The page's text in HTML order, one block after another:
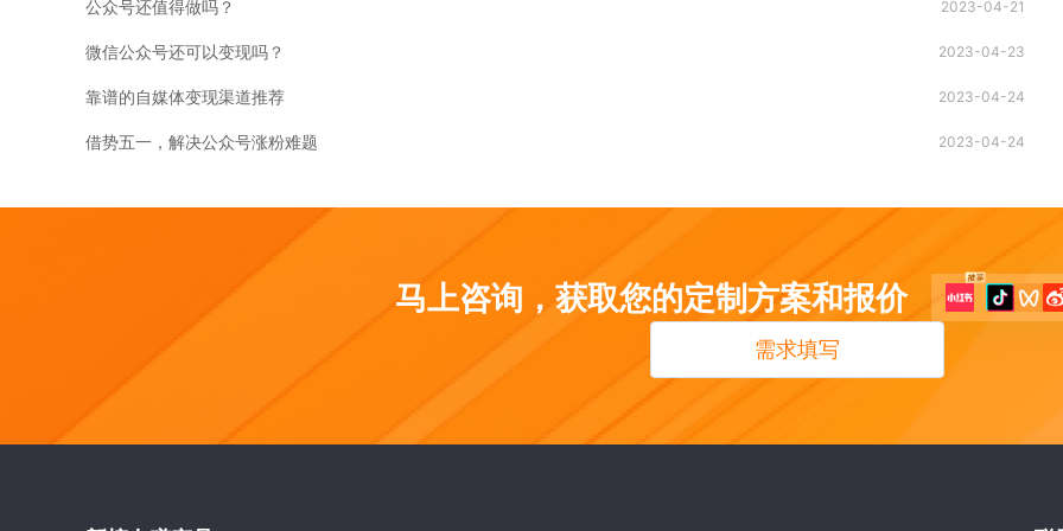
公众号还值得做吗？ 2023-04-21
微信公众号还可以变现吗？ 2023-04-23
靠谱的自媒体变现渠道推荐 2023-04-24
借势五一，解决公众号涨粉难题 2023-04-24
马上咨询，获取您的定制方案和报价
需求填写